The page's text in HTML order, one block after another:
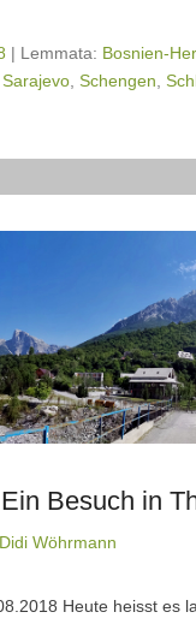
| Lemmata: Bosnien-
Sarajevo Schengen
Besuch in
Didi Wöhrmann
Heute heisst es